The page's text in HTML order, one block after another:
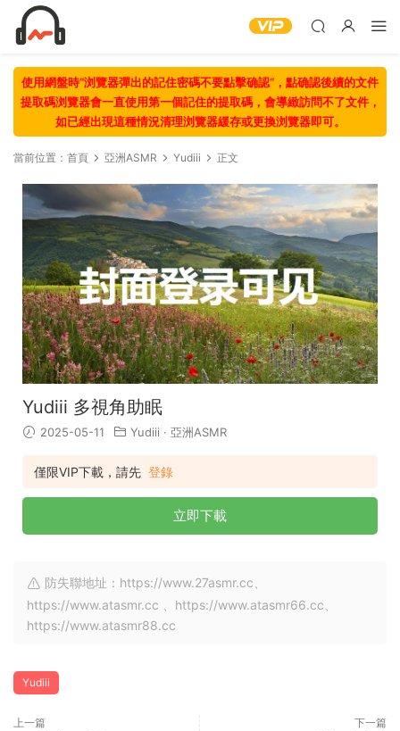
使用網盤時“浏覽器彈出的記住密碼不要點擊确認“，點确認後續的文件
提取碼浏覽器會一直使用第一個記住的提取碼，會導緻訪問不了文件，
如已經出現這種情況清理浏覽器緩存或更換浏覽器即可。
當前位置： 首頁 亞洲ASMR Yudiii 正文
Yudiii 多視角助眠
2025-05-11 Yudiii · 亞洲ASMR
僅限VIP下載，請先 登錄
立即下載
防失聯地址：https://www.27asmr.cc、
https://www.atasmr.cc 、https://www.atasmr66.cc、
https://www.atasmr88.cc
Yudiii
上一篇 下一篇